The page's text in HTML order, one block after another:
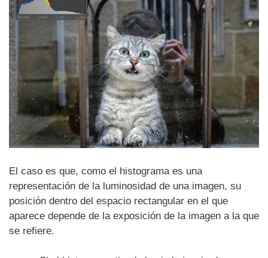
El caso es que, como el histograma es una
representación de la luminosidad de una imagen, su
posición dentro del espacio rectangular en el que
aparece depende de la exposición de la imagen a la que
se refiere.